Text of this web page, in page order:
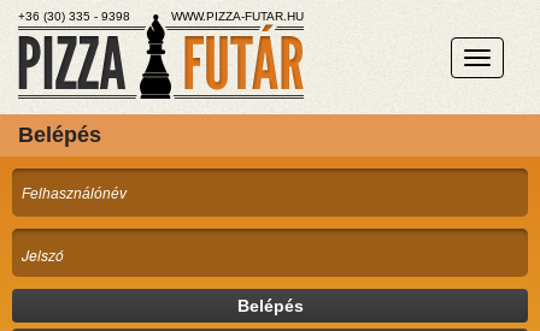
+36 (30) 335 - 9398 WWW.PIZZA-FUTAR.HU
Belépés
Belépés